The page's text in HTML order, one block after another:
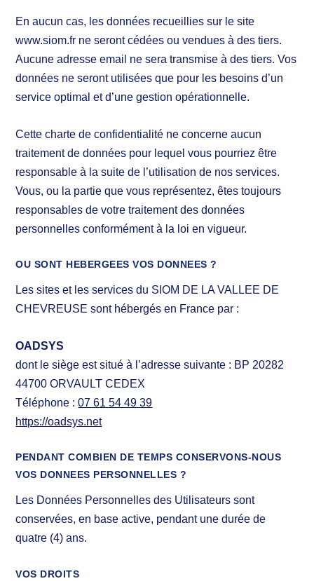
En aucun cas, les données recueillies sur le site
www.siom.fr ne seront cédées ou vendues à des tiers.
Aucune adresse email ne sera transmise à des tiers. Vos
données ne seront utilisées que pour les besoins d’un
service optimal et d’une gestion opérationnelle.
Cette charte de confidentialité ne concerne aucun
traitement de données pour lequel vous pourriez être
responsable à la suite de l’utilisation de nos services.
Vous, ou la partie que vous représentez, êtes toujours
responsables de votre traitement des données
personnelles conformément à la loi en vigueur.
OU SONT HEBERGEES VOS DONNEES ?
Les sites et les services du SIOM DE LA VALLEE DE
CHEVREUSE sont hébergés en France par :
OADSYS
dont le siège est situé à l’adresse suivante : BP 20282
44700 ORVAULT CEDEX
Téléphone :07 61 54 49 39
https://oadsys.net
PENDANT COMBIEN DE TEMPS CONSERVONS-NOUS
VOS DONNEES PERSONNELLES ?
Les Données Personnelles des Utilisateurs sont
conservées, en base active, pendant une durée de
quatre (4) ans.
VOS DROITS